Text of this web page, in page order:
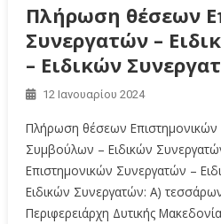
Πλήρωση θέσεων
Συνεργατών –
– Ειδικών
12 Ιανουαρίου 2024
Πλήρωση θέσεων Επιστημονικών
Συμβούλων – Ειδικών
Επιστημονικών Συνεργατών –
Ειδικών Συνεργατών: Α)
Περιφερειάρχη Δυτικής